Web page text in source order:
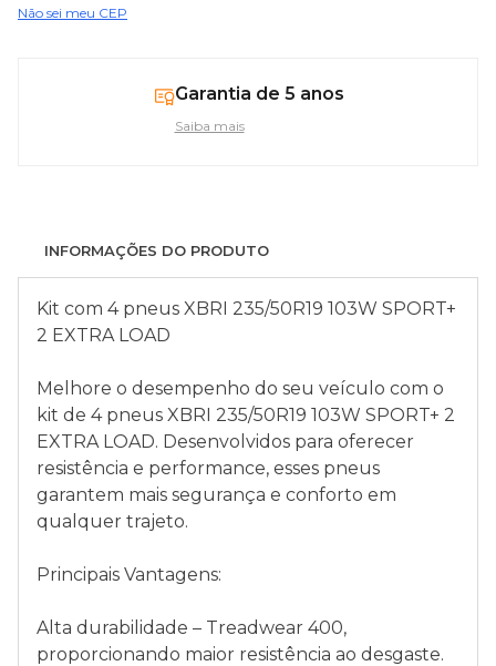
Não sei meu CEP
Garantia de 5 anos
Saiba mais
INFORMAÇÕES DO PRODUTO
Kit com 4 pneus XBRI 235/50R19 103W SPORT+
2 EXTRA LOAD
Melhore o desempenho do seu veículo com o
kit de 4 pneus XBRI 235/50R19 103W SPORT+ 2
EXTRA LOAD. Desenvolvidos para oferecer
resistência e performance, esses pneus
garantem mais segurança e conforto em
qualquer trajeto.
Principais Vantagens:
Alta durabilidade – Treadwear 400,
proporcionando maior resistência ao desgaste.